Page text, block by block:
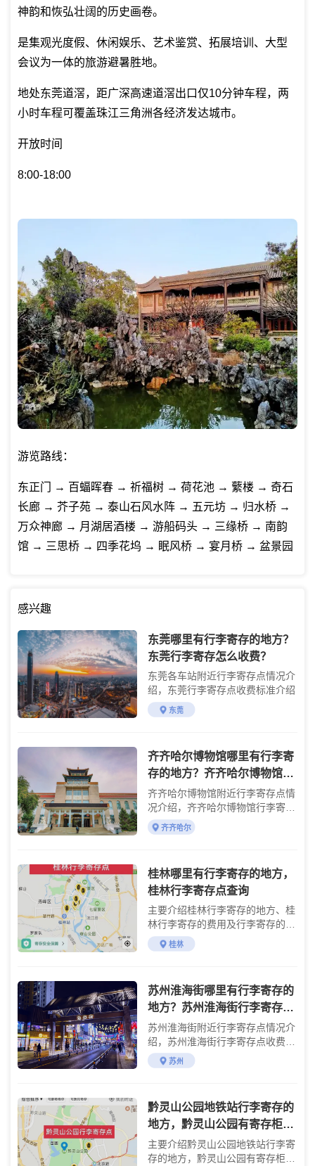
神韵和恢弘壮阔的历史画卷。
是集观光度假、休闲娱乐、艺术鉴赏、拓展培训、大型
会议为一体的旅游避暑胜地。
地处东莞道滘，距广深高速道滘出口仅10分钟车程，两
小时车程可覆盖珠江三角洲各经济发达城市。
开放时间
8:00-18:00
游览路线：
东正门 → 百蝠晖春 → 祈福树 → 荷花池 → 蘩楼 → 奇石
长廊 → 芥子苑 → 泰山石风水阵 → 五元坊 → 归水桥 →
万众神廊 → 月湖居酒楼 → 游船码头 → 三缘桥 → 南韵
馆 → 三思桥 → 四季花坞 → 眠风桥 → 宴月桥 → 盆景园
感兴趣
东莞哪里有行李寄存的地方？
东莞行李寄存怎么收费？
东莞各车站附近行李寄存点情况介
绍，东莞行李寄存点收费标准介绍
东莞
齐齐哈尔博物馆哪里有行李寄
存的地方？齐齐哈尔博物馆行
李寄存怎么收费？
齐齐哈尔博物馆附近行李寄存点情
况介绍，齐齐哈尔博物馆行李寄存
点收费标准介绍
齐齐哈尔
桂林哪里有行李寄存的地方，
桂林行李寄存点查询
主要介绍桂林行李寄存的地方、桂
林行李寄存的费用及行李寄存的使
用方法
桂林
苏州淮海街哪里有行李寄存的
地方？苏州淮海街行李寄存怎
么收费？
苏州淮海街附近行李寄存点情况介
绍，苏州淮海街行李寄存点收费标
准介绍
苏州
黔灵山公园地铁站行李寄存的
地方，黔灵山公园有寄存柜
吗？黔灵山公园行李寄存处，
贵阳有行李寄送服务吗？
主要介绍黔灵山公园地铁站行李寄
存的地方，黔灵山公园有寄存柜